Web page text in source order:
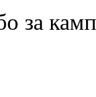
за